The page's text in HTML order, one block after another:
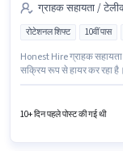
ग्राहक सहायता /
रोटेशनल शिफ्ट 10वीं पास
Honest Hire ग्राहक
सक्रिय रूप से हायर कर रहा
रोटेशनल शिफ्ट के साथ और 6
10+ दिन पहले पोस्ट की गई थी